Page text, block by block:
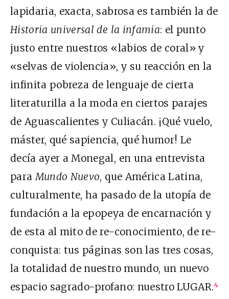
lapidaria, exacta, sabrosa es también la de
Historia universal de la infamia: el punto
justo entre nuestros «labios de coral» y
«selvas de violencia», y su reacción en la
infinita pobreza de lenguaje de cierta
literaturilla a la moda en ciertos parajes
de Aguascalientes y Culiacán. ¡Qué vuelo,
máster, qué sapiencia, qué humor! Le
decía ayer a Monegal, en una entrevista
paraMundo Nuevo, que América Latina,
culturalmente, ha pasado de la utopía de
fundación a la epopeya de encarnación y
de esta al mito de re-conocimiento, de re-
conquista: tus páginas son las tres cosas,
la totalidad de nuestro mundo, un nuevo
espacio sagrado-profano: nuestro LUGAR.4